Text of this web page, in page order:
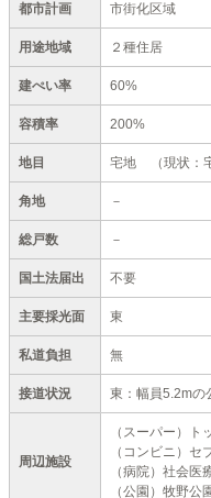
都市計画 市街化区域
用途地域 ２種住居
建ぺい率 60%
容積率 200%
地目 宅地 （現状：
角地 －
総戸数 －
国土法届出 不要
主要採光面 東
私道負担 無
接道状況 東：幅員5.2mの
周辺施設
（スーパー）
（コンビニ）
（病院）社会
（公園）牧野公